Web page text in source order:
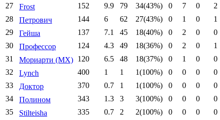
27
Frost 152 9.9 79 34(43%) 0 7 0
2
28
Петрович 144 6 62 27(43%) 0 1 0
1
29
Гейша 137 7.1 45 18(40%) 0 2 0
0
30
Профессор 124 4.3 49 18(36%) 0 2 0
1
31
Мориарти (МХ) 120 6.5 48 18(37%) 0 1 0
0
32
Lynch 400 1 1 1(100%) 0 0 0
0
33
Доктор 370 0.7 1 1(100%) 0 0 0
0
34
Полином 343 1.3 3 3(100%) 0 0 0
0
35
Stilteisha 335 0.7 2 2(100%) 0 0 0
0